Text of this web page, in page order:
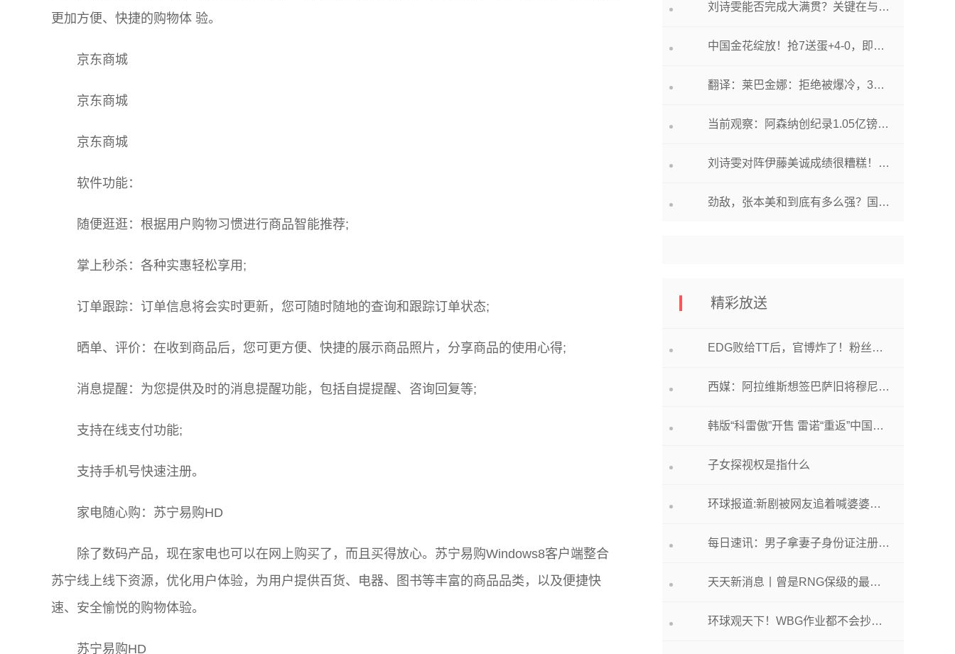
更加方便、快捷的购物体 验。
京东商城
京东商城
京东商城
软件功能：
随便逛逛：根据用户购物习惯进行商品智能推荐;
掌上秒杀：各种实惠轻松享用;
订单跟踪：订单信息将会实时更新，您可随时随地的查询和跟踪订单状态;
晒单、评价：在收到商品后，您可更方便、快捷的展示商品照片，分享商品的使用心得;
消息提醒：为您提供及时的消息提醒功能，包括自提提醒、咨询回复等;
支持在线支付功能;
支持手机号快速注册。
家电随心购：苏宁易购HD
除了数码产品，现在家电也可以在网上购买了，而且买得放心。苏宁易购Windows8客户端整合
苏宁线上线下资源，优化用户体验，为用户提供百货、电器、图书等丰富的商品品类，以及便捷快
速、安全愉悦的购物体验。
苏宁易购HD
刘诗雯能否完成大满贯？关键在与陈梦和伊藤美诚！_每日焦点
中国金花绽放！抢7送蛋+4-0，即将创造历史，温网种子选手全胜！
翻译：莱巴金娜：拒绝被爆冷，3盘逆转罗杰斯，开启温网卫冕之旅
当前观察：阿森纳创纪录1.05亿镑引援达全面协议 随时可官宣
刘诗雯对阵伊藤美诚成绩很糟糕！为何依旧稳稳打奥运会女单？
劲敌，张本美和到底有多么强？国乒女队未来对手，蒯曼要涨球了！ 世界最资讯
精彩放送
EDG败给TT后，官博炸了！粉丝怒斥：野辅真的有脸去亚运会吗？
西媒：阿拉维斯想签巴萨旧将穆尼尔，有意甲和沙特球队也对其有意 世界微头条
韩版“科雷傲”开售 雷诺“重返”中国？还只是一小步 观察
子女探视权是指什么
环球报道:新剧被网友追着喊婆婆，​赵子琪：能确认自己是个成熟演员了
每日速讯：男子拿妻子身份证注册账号，用变声器发语音进行网恋诈骗获刑
天天新消息丨曾是RNG保级的最大功臣，却遭雪藏，网友都为其鸣不平！
环球观天下！WBG作业都不会抄！网友：鳄鱼零作用，撕少反向盾，WE怎么输？